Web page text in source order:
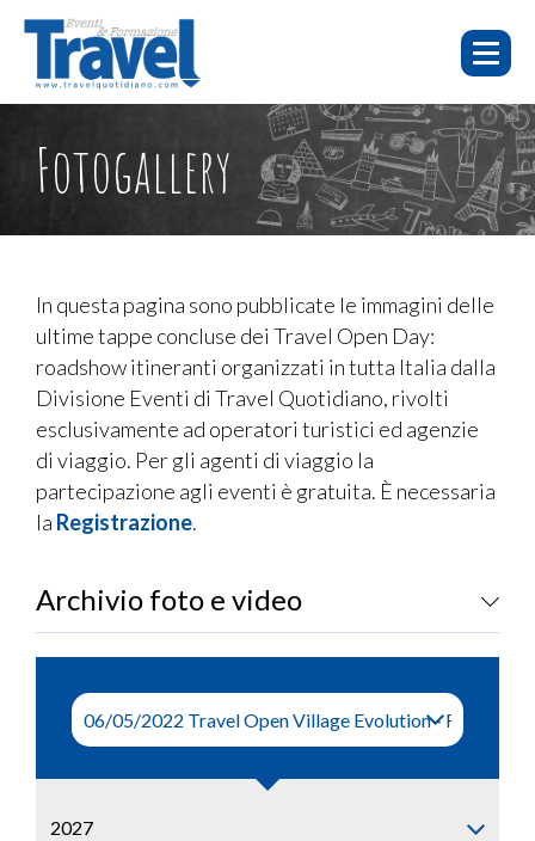
HOME
CHI SIAMO
WEBINAR
FAQ
EVENTI
SERVIZI
CONTATTI
PUBBLICITÀ
TORNA A TRAVELQUOTIDIANO
WEBINAR
E-
LEARNING
EVENTI
FOTO E
VIDEO
Fotogallery
In questa pagina sono pubblicate le immagini delle
ultime tappe concluse dei Travel Open Day:
roadshow itineranti organizzati in tutta Italia dalla
Divisione Eventi di Travel Quotidiano, rivolti
esclusivamente ad operatori turistici ed agenzie
di viaggio. Per gli agenti di viaggio la
partecipazione agli eventi è gratuita. È necessaria
la Registrazione.
Archivio foto e video
2027